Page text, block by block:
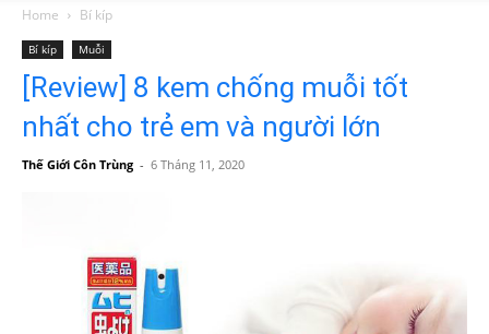
Home Bí kíp
Bí kíp Muỗi
[Review] 8 kem chống muỗi tốt
nhất cho trẻ em và người lớn
Thế Giới Côn Trùng - 6 Tháng 11, 2020